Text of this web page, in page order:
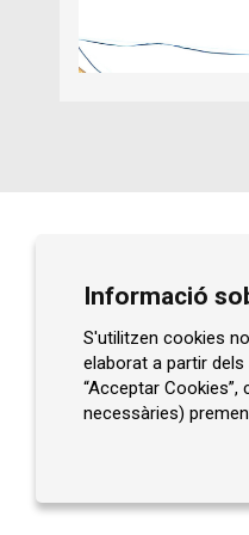
08401 Granollers
93 860 47 29
info@rocaumbert.cat
Informació
S'utilitzen cookies
elaborat a partir
“Acceptar
necessàries)